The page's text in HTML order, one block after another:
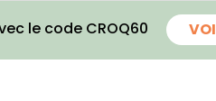
le code CROQ60